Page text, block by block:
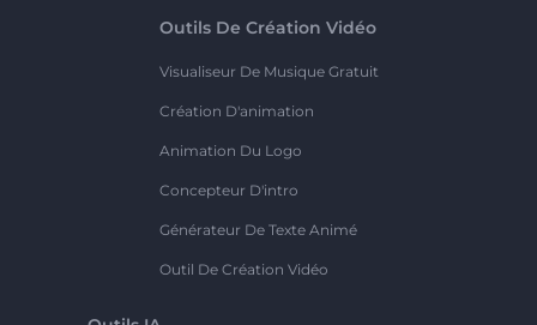
Outils De Création Vidéo
Visualiseur De Musique Gratuit
Création D'animation
Animation Du Logo
Concepteur D'intro
Générateur De Texte Animé
Outil De Création Vidéo